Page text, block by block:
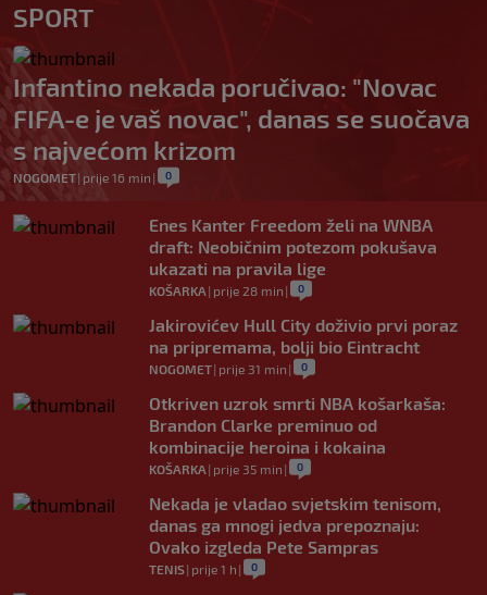
SPORT
Infantino nekada poručivao: "Novac
FIFA-e je vaš novac", danas se suočava
s najvećom krizom
NOGOMET| prije 16 min | 0
Enes Kanter Freedom želi na WNBA
draft: Neobičnim potezom pokušava
ukazati na pravila lige
KOŠARKA | prije 28 min | 0
Jakirovićev Hull City doživio prvi poraz
na pripremama, bolji bio Eintracht
NOGOMET| prije 31 min | 0
Otkriven uzrok smrti NBA košarkaša:
Brandon Clarke preminuo od
kombinacije heroina i kokaina
KOŠARKA | prije 35 min | 0
Nekada je vladao svjetskim tenisom,
danas ga mnogi jedva prepoznaju:
Ovako izgleda Pete Sampras
TENIS| prije 1 h | 0